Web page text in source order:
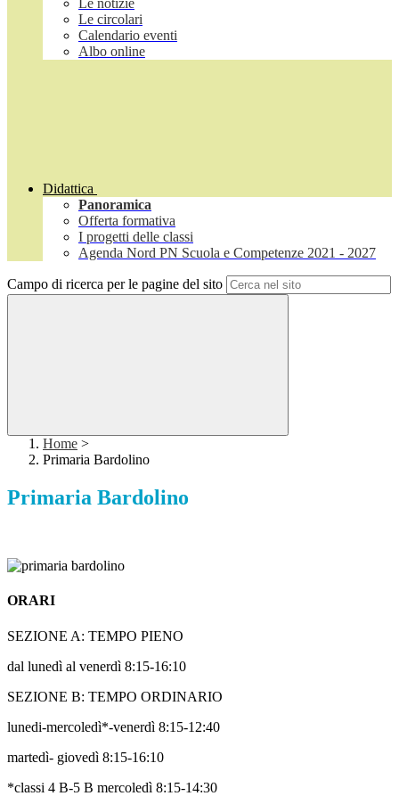
Le notizie
Le circolari
Calendario eventi
Albo online
Didattica
Panoramica
Offerta formativa
I progetti delle classi
Agenda Nord PN Scuola e Competenze 2021 - 2027
Campo di ricerca per le pagine del sito
Home >
Primaria Bardolino
Primaria Bardolino
ORARI
SEZIONE A: TEMPO PIENO
dal lunedì al venerdì 8:15-16:10
SEZIONE B: TEMPO ORDINARIO
lunedi-mercoledì*-venerdì 8:15-12:40
martedì- giovedì 8:15-16:10
*classi 4 B-5 B mercoledì 8:15-14:30